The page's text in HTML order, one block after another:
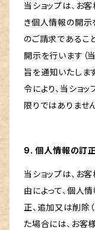
当ショップは、お
き個人情報の開示
のご請求であるこ
開示を行います（
旨を通知いたしま
令により、当ショ
限りではありません
9. 個人情報の訂
当ショップは、お
由によって、個人
正、追加又は削除
た場合には、お客